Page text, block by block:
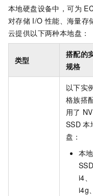
本地硬盘设备中，可为
对存储 I/O 性能、海量存
云提供以下两种本地盘：
类型
搭配的
规格
以下实
格族搭
用了
SSD 本
盘：
本地
SSD
i4、
i4g、